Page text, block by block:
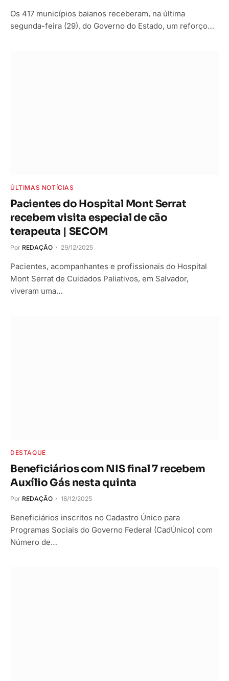
Os 417 municípios baianos receberam, na última
segunda-feira (29), do Governo do Estado, um reforço…
ÚLTIMAS NOTÍCIAS
Pacientes do Hospital Mont Serrat
recebem visita especial de cão
terapeuta | SECOM
Por REDAÇÃO 29/12/2025
Pacientes, acompanhantes e profissionais do Hospital
Mont Serrat de Cuidados Paliativos, em Salvador,
viveram uma…
DESTAQUE
Beneficiários com NIS final 7 recebem
Auxílio Gás nesta quinta
Por REDAÇÃO 18/12/2025
Beneficiários inscritos no Cadastro Único para
Programas Sociais do Governo Federal (CadÚnico) com
Número de…